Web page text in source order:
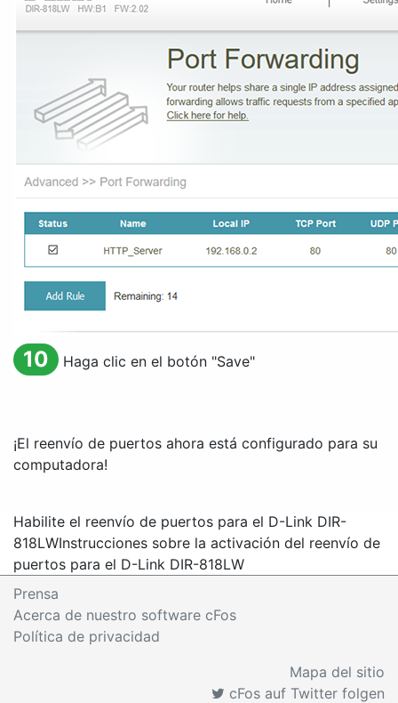
10 Haga clic en el botón "Save"
¡El reenvío de puertos ahora está configurado para su
computadora!
Habilite el reenvío de puertos para el D-Link DIR-
818LWInstrucciones sobre la activación del reenvío de
puertos para el D-Link DIR-818LW
Prensa
Acerca de nuestro software cFos
Política de privacidad
Mapa del sitio
cFos auf Twitter folgen